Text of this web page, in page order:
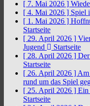
[ 7. Mai 2026 ]
[ 4. Mai 2026 ] Spiel
[ 1. Mai 2026 ]
Startseite
[ 29. April 2026 ]
Jugend
Startseite
[ 28. April 2026 ]
Startseite
[ 26. April 2026 ] Am
rund um das Spiel
[ 25. April 2026 ] Ein
Startseite